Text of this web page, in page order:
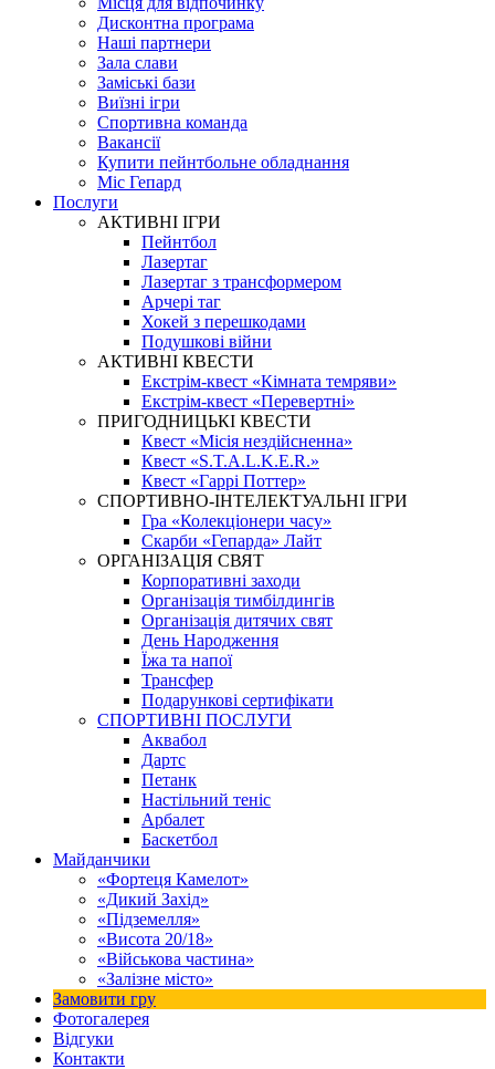
Дисконтна програма
Наші партнери
Зала слави
Заміські бази
Виїзні ігри
Спортивна команда
Вакансії
Купити пейнтбольне обладнання
Міс Гепард
Послуги
АКТИВНІ ІГРИ
Пейнтбол
Лазертаг
Лазертаг з трансформером
Арчері таг
Хокей з перешкодами
Подушкові війни
АКТИВНІ КВЕСТИ
Екстрім-квест «Кімната темряви»
Екстрім-квест «Перевертні»
ПРИГОДНИЦЬКІ КВЕСТИ
Квест «Місія нездійсненна»
Квест «S.T.A.L.K.E.R.»
Квест «Гаррі Поттер»
СПОРТИВНО-ІНТЕЛЕКТУАЛЬНІ ІГРИ
Гра «Колекціонери часу»
Скарби «Гепарда» Лайт
ОРГАНІЗАЦІЯ СВЯТ
Корпоративні заходи
Організація тимбілдингів
Організація дитячих свят
День Народження
Їжа та напої
Трансфер
Подарункові сертифікати
СПОРТИВНІ ПОСЛУГИ
Аквабол
Дартс
Петанк
Настільний теніс
Арбалет
Баскетбол
Майданчики
«Фортеця Камелот»
«Дикий Захід»
«Підземелля»
«Висота 20/18»
«Військова частина»
«Залізне місто»
Замовити гру
Фотогалерея
Відгуки
Контакти